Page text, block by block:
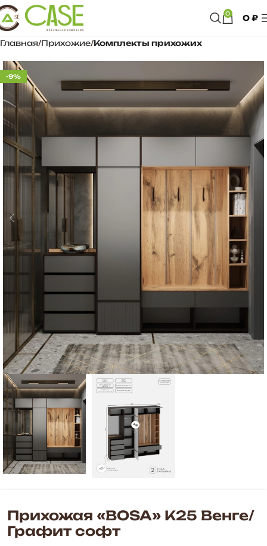
0 0₽
Главная Прихожие Комплекты прихожих
-9%
Прихожая «BOSA» К25 Венге/
Графит софт